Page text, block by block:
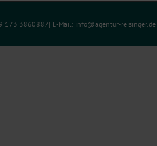
173 3860887| E-Mail: info@agentur-reisinger.de